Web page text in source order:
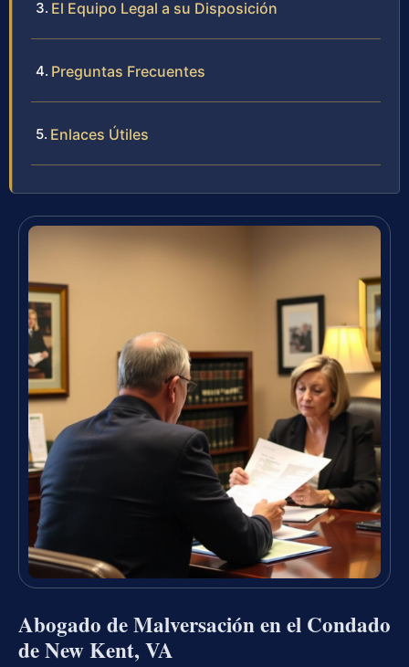
El Equipo Legal a su Disposición
Preguntas Frecuentes
Enlaces Útiles
Abogado de Malversación en el Condado
de New Kent, VA